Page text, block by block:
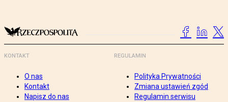
KONTAKT
O nas
Kontakt
Napisz do nas
REGULAMIN
Polityka Prywatności
Zmiana ustawień zgód
Regulamin serwisu